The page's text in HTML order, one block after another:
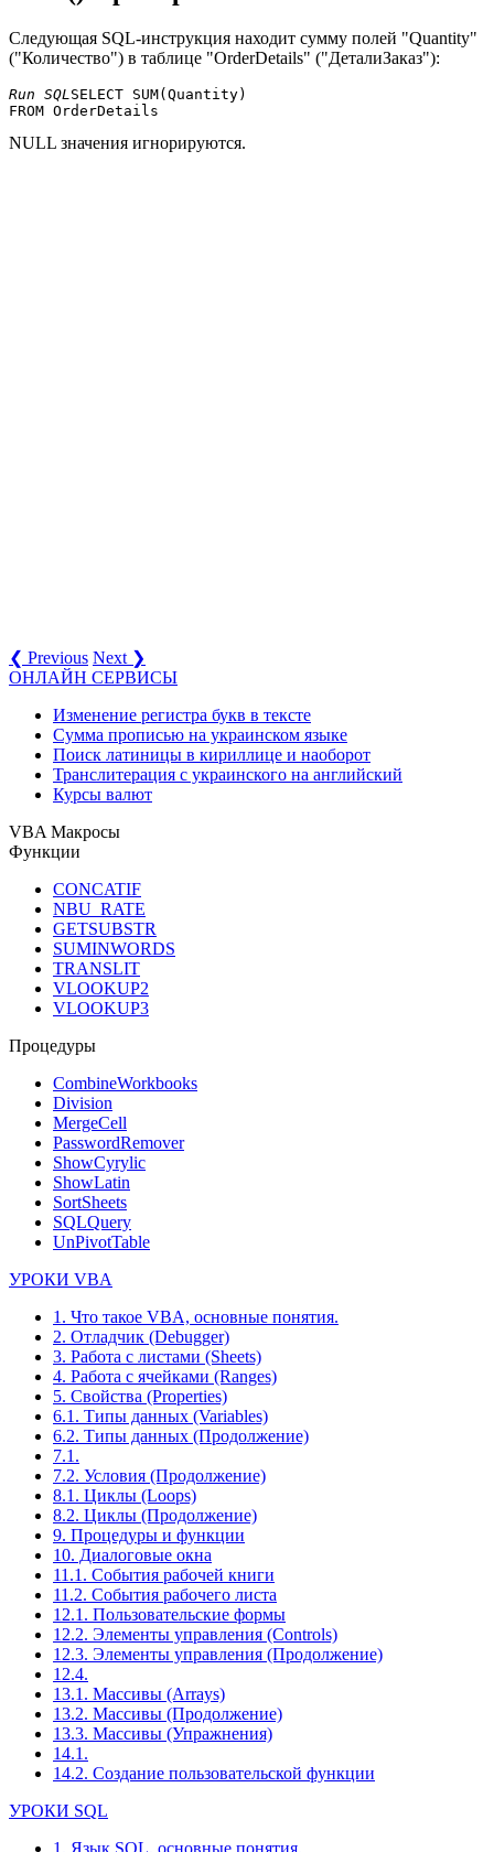
Следующая SQL-инструкция находит сумму полей "Quantity"
("Количество") в таблице "OrderDetails" ("ДеталиЗаказ"):
Run SQLSELECT SUM(Quantity)
NULL значения игнорируются.
❮ Previous Next ❯
ОНЛАЙН СЕРВИСЫ
Изменение регистра букв в тексте
Сумма прописью на украинском языке
Поиск латиницы в кириллице и наоборот
Транслитерация с украинского на английский
Курсы валют
VBA Макросы
Функции
CONCATIF
NBU_RATE
GETSUBSTR
SUMINWORDS
TRANSLIT
VLOOKUP2
VLOOKUP3
Процедуры
CombineWorkbooks
Division
MergeCell
PasswordRemover
ShowCyrylic
ShowLatin
SortSheets
SQLQuery
UnPivotTable
УРОКИ VBA
1. Что такое VBA, основные понятия.
2. Отладчик (Debugger)
3. Работа с листами (Sheets)
4. Работа с ячейками (Ranges)
5. Свойства (Properties)
6.1. Типы данных (Variables)
6.2. Типы данных (Продолжение)
7.1.
7.2. Условия (Продолжение)
8.1. Циклы (Loops)
8.2. Циклы (Продолжение)
9. Процедуры и функции
10. Диалоговые окна
11.1. События рабочей книги
11.2. События рабочего листа
12.1. Пользовательские формы
12.2. Элементы управления (Controls)
12.3. Элементы управления (Продолжение)
12.4.
13.1. Массивы (Arrays)
13.2. Массивы (Продолжение)
13.3. Массивы (Упражнения)
14.1.
14.2. Создание пользовательской функции
УРОКИ SQL
1. Язык SQL, основные понятия.